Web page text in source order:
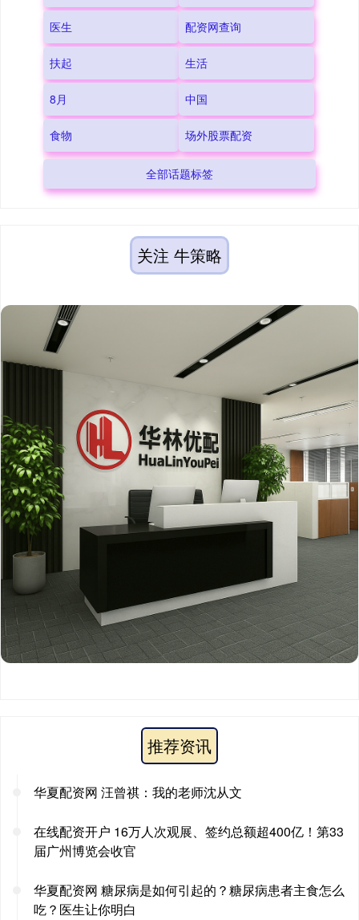
医生 配资网查询
扶起 生活
8月 中国
食物 场外股票配资
全部话题标签
关注 牛策略
推荐资讯
华夏配资网 汪曾祺：我的老师沈从文
在线配资开户 16万人次观展、签约总额超400亿！第33
届广州博览会收官
华夏配资网 糖尿病是如何引起的？糖尿病患者主食怎么
吃？医生让你明白